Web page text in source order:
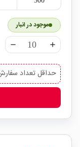
موجود در انبار
remove add
حداقل تعداد سفارش 10